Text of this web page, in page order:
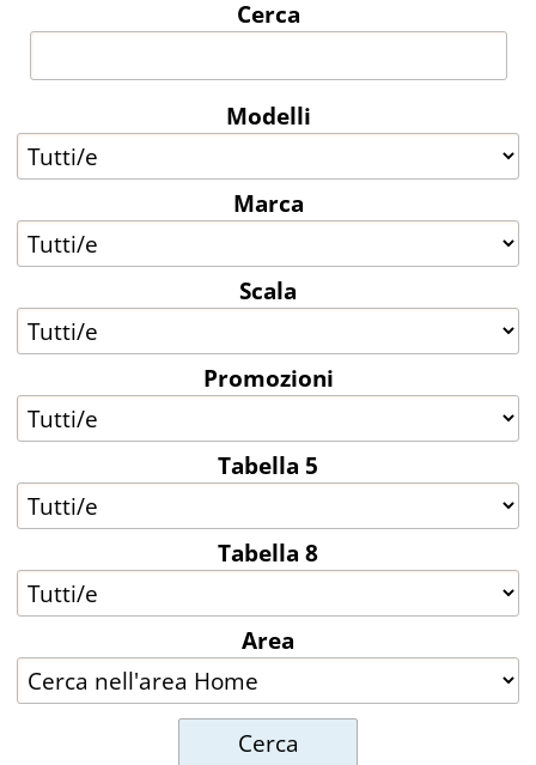
Cerca
Modelli
Marca
Scala
Promozioni
Tabella 5
Tabella 8
Area